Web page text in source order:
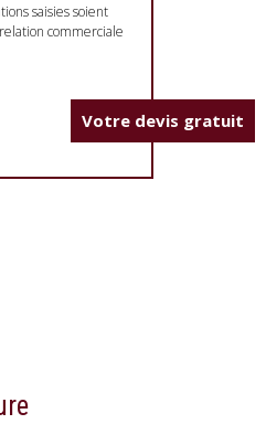
saisies soient
commerciale
Votre devis gratuit